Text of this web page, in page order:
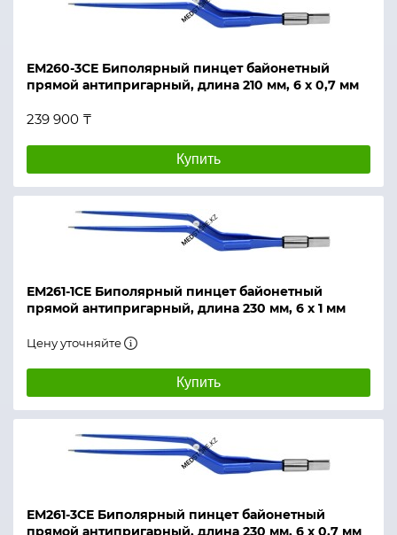
ЕМ260-3СЕ Биполярный пинцет байонетный
прямой антипригарный, длина 210 мм, 6 х 0,7 мм
239 900 ₸
Купить
ЕМ261-1СЕ Биполярный пинцет байонетный
прямой антипригарный, длина 230 мм, 6 х 1 мм
Цену уточняйте
Купить
ЕМ261-3СЕ Биполярный пинцет байонетный
прямой антипригарный, длина 230 мм, 6 х 0,7 мм